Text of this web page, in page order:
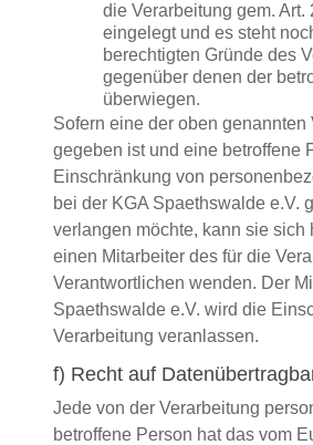
die Verarbeitung gem. Art.
eingelegt und es steht
berechtigten Gründe des
gegenüber denen der
überwiegen.
Sofern eine der oben genannten
gegeben ist und eine betroffene
Einschränkung von
bei der KGA Spaethswalde e.V.
verlangen möchte, kann sie sich
einen Mitarbeiter des für die
Verantwortlichen wenden. Der
Spaethswalde e.V. wird die
Verarbeitung veranlassen.
f) Recht auf
Jede von der Verarbeitung
betroffene Person hat das vom